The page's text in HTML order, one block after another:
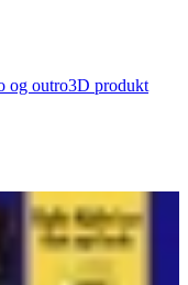
og outro3D produkt